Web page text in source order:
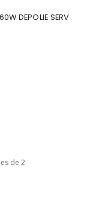
DEPOLIE SERV
de 2